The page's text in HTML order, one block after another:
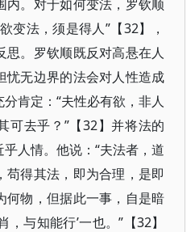
内。对于如何变法，罗钦顺
变法，须是得人”【32】，
思。罗钦顺既反对高悬在人
忧无边界的法会对人性造成
肯定：“夫性必有欲，非人
可去乎？”【32】并将法的
人情。他说：“夫法者，道
苟得其法，即为合理，是即
何物，但据此一事，自是暗
与知能行’一也。”【32】